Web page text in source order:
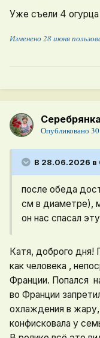
Уже съели 4 огурца
Изменено 28 июня
Серебрянка
Опубликовано
В 28.06.2026 в
после обеда
см в диаметре),
он нас спасал
Катя, доброго дня!
как человека ,
Франции. Попался
во Франции
охлаждения в жару,
конфисковала у